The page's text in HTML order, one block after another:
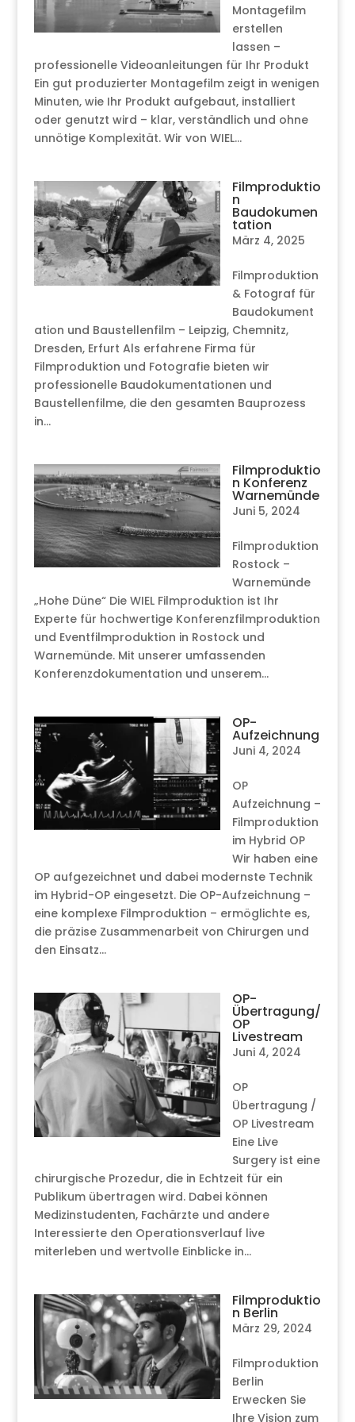
Montagefilm
erstellen
lassen –
professionelle Videoanleitungen für Ihr Produkt
Ein gut produzierter Montagefilm zeigt in wenigen
Minuten, wie Ihr Produkt aufgebaut, installiert
oder genutzt wird – klar, verständlich und ohne
unnötige Komplexität. Wir von WIEL...
Filmproduktio
n
Baudokumen
tation
März 4, 2025
Filmproduktion
& Fotograf für
Baudokument
ation und Baustellenfilm – Leipzig, Chemnitz,
Dresden, Erfurt Als erfahrene Firma für
Filmproduktion und Fotografie bieten wir
professionelle Baudokumentationen und
Baustellenfilme, die den gesamten Bauprozess
in...
Filmproduktio
n Konferenz
Warnemünde
Juni 5, 2024
Filmproduktion
Rostock –
Warnemünde
„Hohe Düne“ Die WIEL Filmproduktion ist Ihr
Experte für hochwertige Konferenzfilmproduktion
und Eventfilmproduktion in Rostock und
Warnemünde. Mit unserer umfassenden
Konferenzdokumentation und unserem...
OP-
Aufzeichnung
Juni 4, 2024
OP
Aufzeichnung –
Filmproduktion
im Hybrid OP
Wir haben eine
OP aufgezeichnet und dabei modernste Technik
im Hybrid-OP eingesetzt. Die OP-Aufzeichnung –
eine komplexe Filmproduktion – ermöglichte es,
die präzise Zusammenarbeit von Chirurgen und
den Einsatz...
OP-
Übertragung/
OP
Livestream
Juni 4, 2024
OP
Übertragung /
OP Livestream
Eine Live
Surgery ist eine
chirurgische Prozedur, die in Echtzeit für ein
Publikum übertragen wird. Dabei können
Medizinstudenten, Fachärzte und andere
Interessierte den Operationsverlauf live
miterleben und wertvolle Einblicke in...
Filmproduktio
n Berlin
März 29, 2024
Filmproduktion
Berlin
Erwecken Sie
Ihre Vision zum